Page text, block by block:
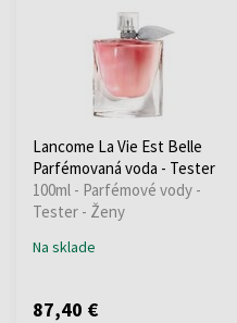
Lancome La Vie Est Belle
Parfémovaná voda - Tester
100ml - Parfémové vody -
Tester - Ženy
Na sklade
87,40 €